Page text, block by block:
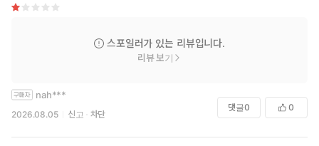
스포일러가 있는 리뷰입니다.
리뷰 보기
nah***
2026.08.05 신고 차단
댓글0 0